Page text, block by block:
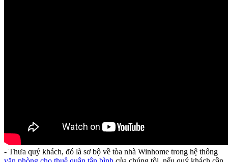
- Thưa quý khách, đó là sơ bộ về tòa nhà Winhome trong hệ thống